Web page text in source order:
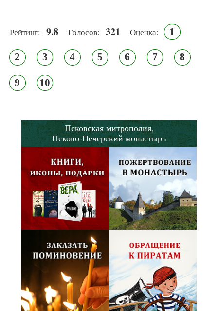
Рейтинг: 9.8 Голосов: 321 Оценка: 1
2 3 4 5 6 7 8
9 10
Псковская митрополия,
Псково-Печерский монастырь